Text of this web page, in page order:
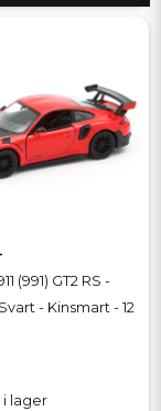
(991) GT2 RS -
- Kinsmart - 12
i lager